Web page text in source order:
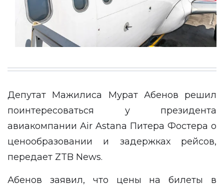
Депутат Мажилиса Мурат Абенов решил
поинтересоваться у президента
авиакомпании Air Astana Питера Фостера о
ценообразовании и задержках рейсов,
передает ZTB News.
Абенов заявил, что цены на билеты в